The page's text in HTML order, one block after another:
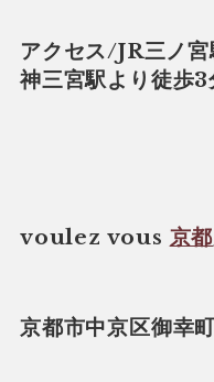
アクセス/JR三ノ
神三宮駅より徒歩3
voulez vous 京都
京都市中京区御幸